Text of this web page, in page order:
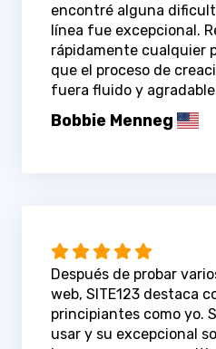
encontré alguna
línea fue excepcional.
rápidamente cualquier
que el proceso de
fuera fluido y
Bobbie Menneg
Después de probar
web, SITE123 destaca
principiantes como yo.
usar y su excepcional